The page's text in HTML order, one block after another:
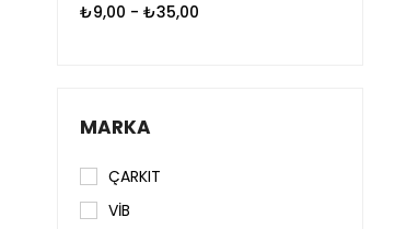
₺9,00 - ₺35,00
MARKA
ÇARKIT
VİB